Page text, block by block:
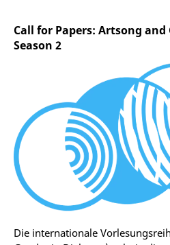
Call for Papers: Artsong
Season 2
Die internationale